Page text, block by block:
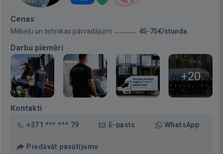
Cenas
Mēbeļu un tehnikas pārvadājumi 45-75€/stunda
Darbu piemēri
+20
Kontakti
+371 *** *** 79 E-pasts WhatsApp
Piedāvāt pasūtījumu